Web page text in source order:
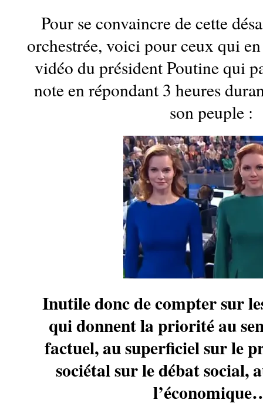
Pour se convaincre de cette
orchestrée, voici pour ceux qui
vidéo du président Poutine qui
note en répondant 3 heures
son peuple :
Inutile donc de compter sur
qui donnent la priorité au
factuel, au superficiel sur le
sociétal sur le débat social,